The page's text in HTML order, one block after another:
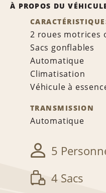
À PROPOS DU
2 roues motrices
Sacs gonflables
Automatique
Climatisation
Véhicule à
TRANSMISSION
Automatique
5
4 Sacs